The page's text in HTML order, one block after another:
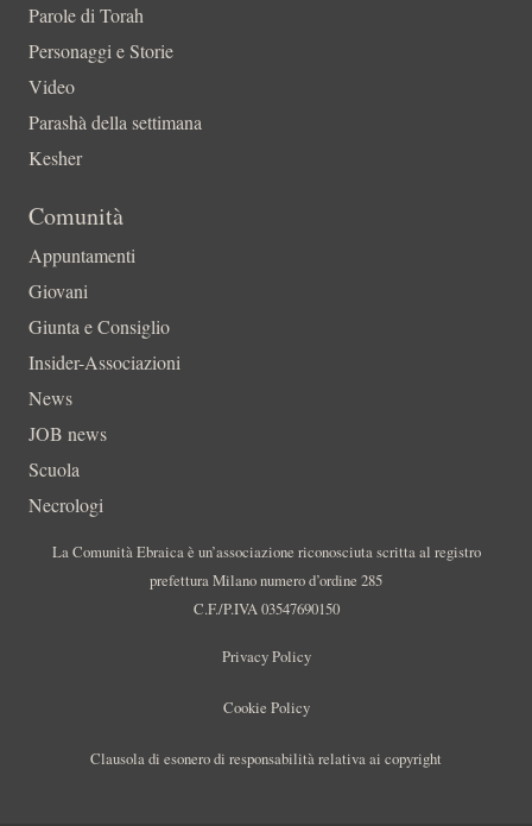
Parole di Torah
Personaggi e Storie
Video
Parashà della settimana
Kesher
Comunità
Appuntamenti
Giovani
Giunta e Consiglio
Insider-Associazioni
News
JOB news
Scuola
Necrologi
La Comunità Ebraica è un’associazione riconosciuta scritta al registro
prefettura Milano numero d’ordine 285
C.F./P.IVA 03547690150
Privacy Policy
Cookie Policy
Clausola di esonero di responsabilità relativa ai copyright